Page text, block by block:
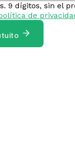
9 dígitos, sin el
de